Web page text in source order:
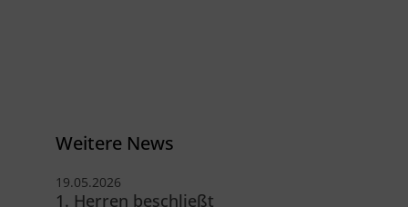
Weitere News
19.05.2026
1. Herren beschließt